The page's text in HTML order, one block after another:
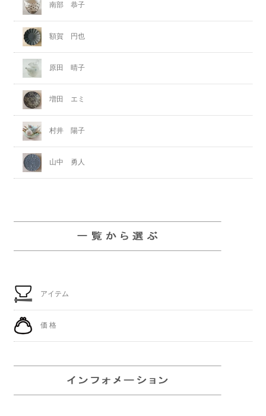
南部 恭子
額賀 円也
原田 晴子
増田 エミ
村井 陽子
山中 勇人
アイテム
価 格